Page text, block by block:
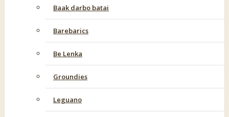
Baak darbo batai
Barebarics
Be Lenka
Groundies
Leguano